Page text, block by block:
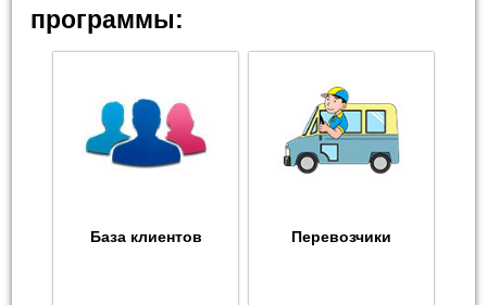
программы:
База клиентов Перевозчики